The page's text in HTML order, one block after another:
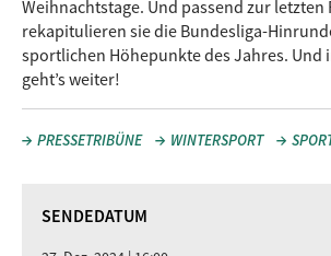
Weihnachtstage. Und passend zur letzten
rekapitulieren sie die Bundesliga-
sportlichen Höhepunkte des Jahres. Und
geht’s weiter!
PRESSETRIBÜNE WINTERSPORT
SENDEDATUM